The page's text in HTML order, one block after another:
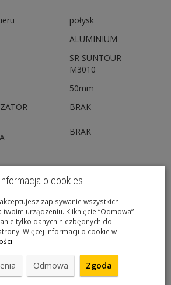
połysk
ALUMINIUM
SR SUNTOUR
M3010
50mm
BRAK
BRAK
SHIMANO TOURNEY
TY510
SHIMANO ACERA
M360
SHIMANO EF500
SR SUNTOUR
48T-38T-28T/170MM
Informacja o cookies
zapisywanie wszystkich
twoim urządzeniu. Kliknięcie “Odmowa”
tylko danych niezbędnych do
Więcej informacji o cookie w
.
Odmowa Zgoda